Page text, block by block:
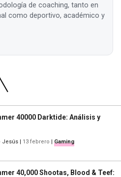
de coaching, tanto en
como deportivo, académico y
40000 Darktide: Análisis y
Jesús | 13 febrero | Gaming
40,000 Shootas, Blood & Teef: